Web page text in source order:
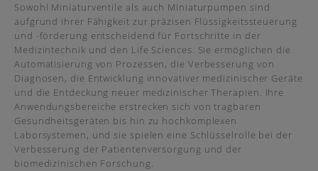
Sowohl Miniaturventile als auch Miniaturpumpen sind
aufgrund ihrer Fähigkeit zur präzisen Flüssigkeitssteuerung
und -förderung entscheidend für Fortschritte in der
Medizintechnik und den Life Sciences. Sie ermöglichen die
Automatisierung von Prozessen, die Verbesserung von
Diagnosen, die Entwicklung innovativer medizinischer Geräte
und die Entdeckung neuer medizinischer Therapien. Ihre
Anwendungsbereiche erstrecken sich von tragbaren
Gesundheitsgeräten bis hin zu hochkomplexen
Laborsystemen, und sie spielen eine Schlüsselrolle bei der
Verbesserung der Patientenversorgung und der
biomedizinischen Forschung.